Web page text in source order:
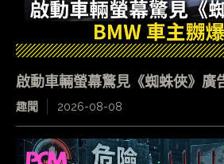
啟動車輛螢幕驚見《蜘蛛俠》廣
趣聞 2026-08-08